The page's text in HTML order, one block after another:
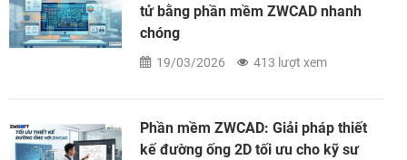
tử bằng phần mềm ZWCAD nhanh
chóng
19/03/2026 413 lượt xem
Phần mềm ZWCAD: Giải pháp thiết
kế đường ống 2D tối ưu cho kỹ sư